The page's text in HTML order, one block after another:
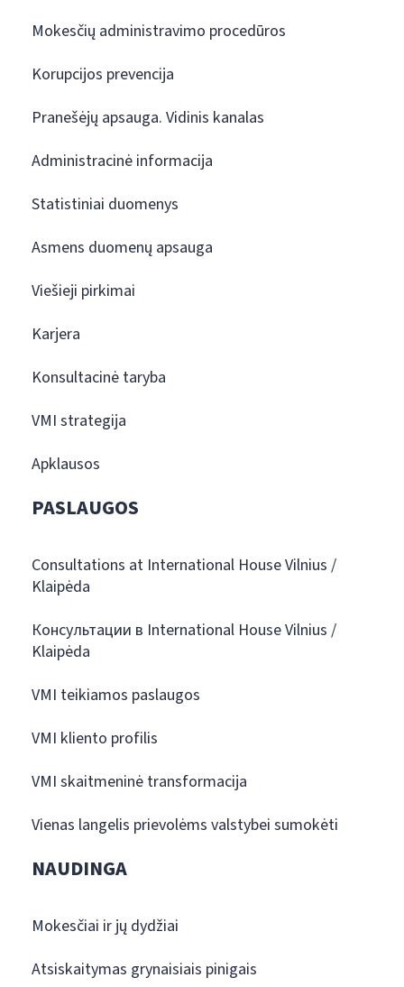
Mokesčių administravimo procedūros
Korupcijos prevencija
Pranešėjų apsauga. Vidinis kanalas
Administracinė informacija
Statistiniai duomenys
Asmens duomenų apsauga
Viešieji pirkimai
Karjera
Konsultacinė taryba
VMI strategija
Apklausos
PASLAUGOS
Consultations at International House Vilnius /
Klaipėda
Консультации в International House Vilnius /
Klaipėda
VMI teikiamos paslaugos
VMI kliento profilis
VMI skaitmeninė transformacija
Vienas langelis prievolėms valstybei sumokėti
NAUDINGA
Mokesčiai ir jų dydžiai
Atsiskaitymas grynaisiais pinigais